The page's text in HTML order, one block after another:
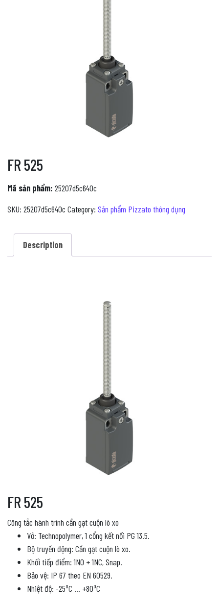
FR 525
Mã sản phẩm: 25207d5c640c
SKU: 25207d5c640c Category: Sản phẩm Pizzato thông dụng
Description
FR 525
Công tắc hành trình cần gạt cuộn lò xo
Vỏ: Technopolymer, 1 cổng kết nối PG 13.5.
Bộ truyền động: Cần gạt cuộn lò xo.
Khối tiếp điểm: 1NO + 1NC, Snap.
Bảo vệ: IP 67 theo EN 60529.
Nhiệt độ: -25oC … +80oC